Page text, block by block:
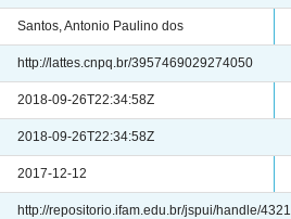
Santos, Antonio Paulino dos
http://lattes.cnpq.br/3957469029274050
2018-09-26T22:34:58Z
2018-09-26T22:34:58Z
2017-12-12
http://repositorio.ifam.edu.br/jspui/handle/